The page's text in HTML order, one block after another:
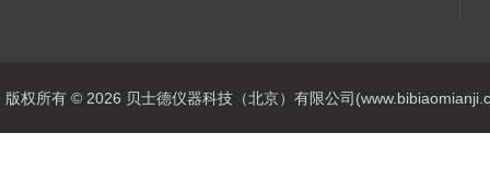
版权所有 © 2026 贝士德仪器科技（北京）有限公司